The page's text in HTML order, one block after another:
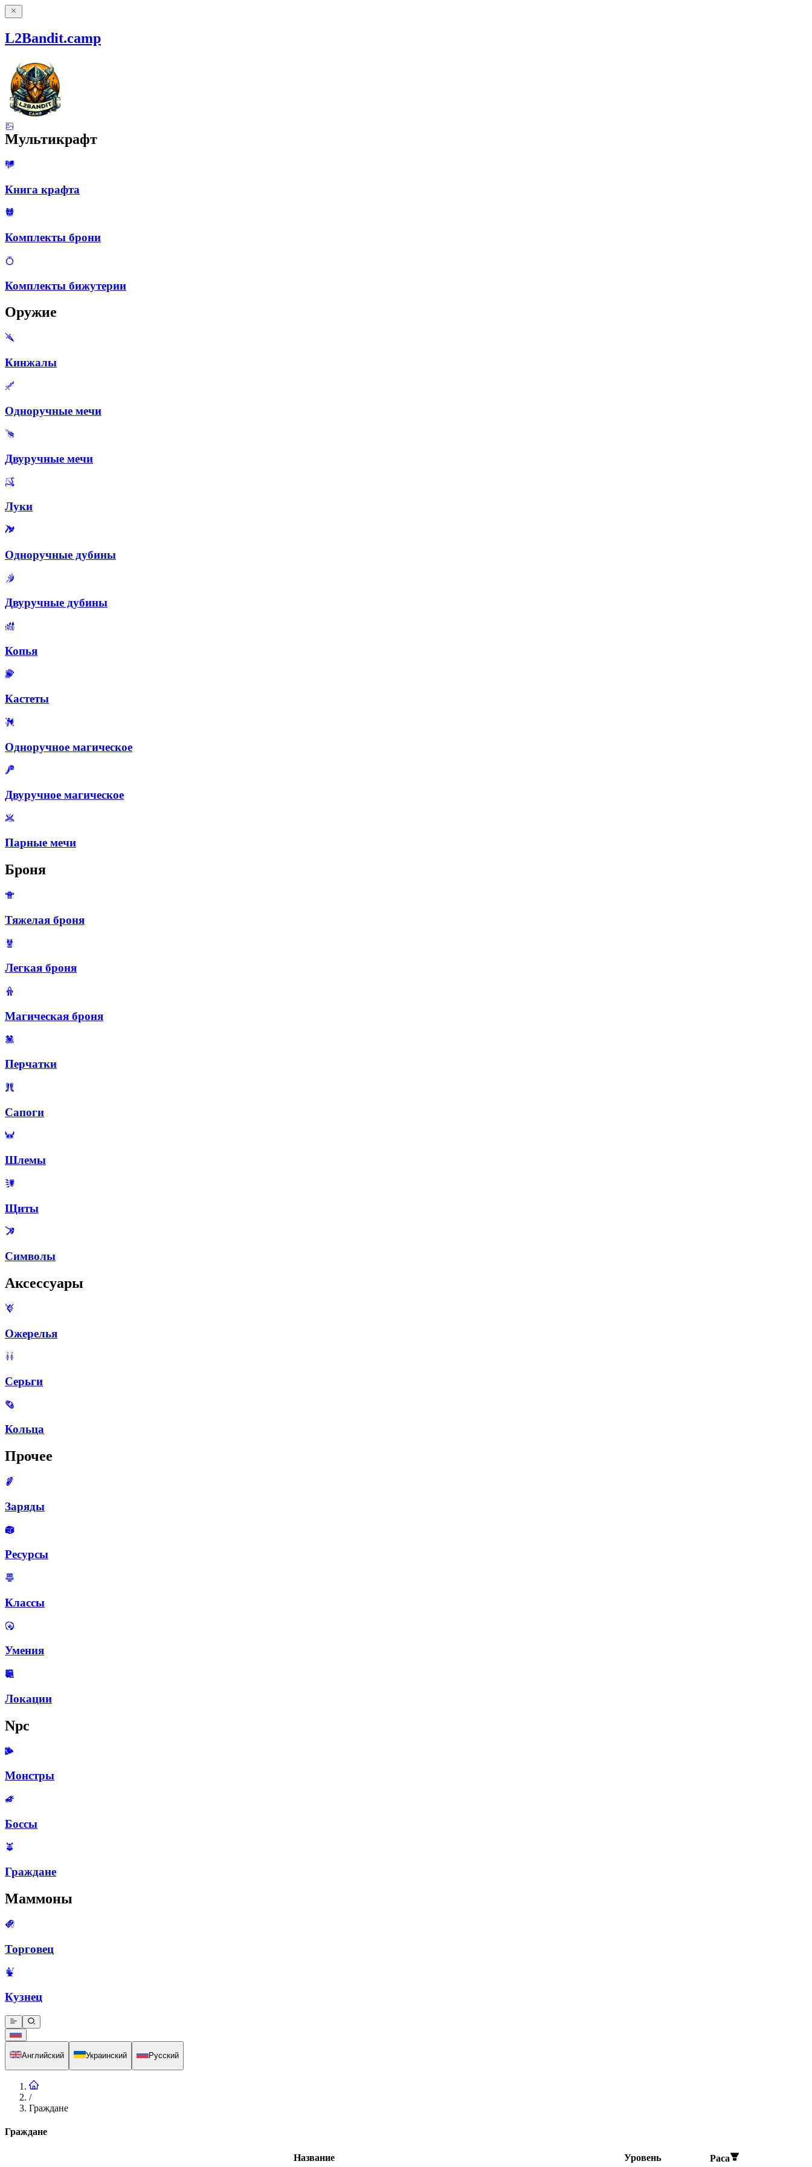
L2Bandit.camp
Мультикрафт
Книга крафта
Комплекты брони
Комплекты бижутерии
Оружие
Кинжалы
Одноручные мечи
Двуручные мечи
Луки
Одноручные дубины
Двуручные дубины
Копья
Кастеты
Одноручное магическое
Двуручное магическое
Парные мечи
Броня
Тяжелая броня
Легкая броня
Магическая броня
Перчатки
Сапоги
Шлемы
Щиты
Символы
Аксессуары
Ожерелья
Серьги
Кольца
Прочее
Заряды
Ресурсы
Классы
Умения
Локации
Npc
Монстры
Боссы
Граждане
Маммоны
Торговец
Кузнец
Английский Украинский Русский
/
Граждане
Граждане
Название Уровень Раса